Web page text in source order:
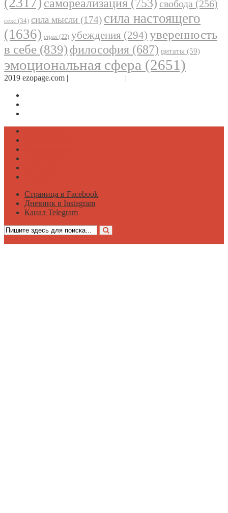
самореализация (753) свобода (256)
секс (34) сила мысли (174) сила настоящего
(1636) страх (22) убеждения (294) уверенность
в себе (839) философия (687) цитаты (59)
эмоциональная сфера (2651)
2019 ezopage.com | |
Страница в Facebook
Дневник в Instagram
Канал Telegram